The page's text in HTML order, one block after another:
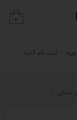
ورود ثبت نام کنید
۰
دستی